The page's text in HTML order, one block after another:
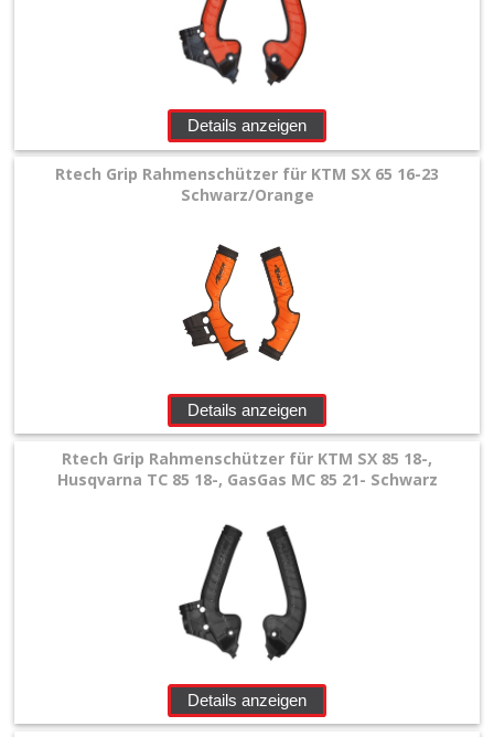
Details anzeigen
Rtech Grip Rahmenschützer für KTM SX 65 16-23
Schwarz/Orange
Details anzeigen
Rtech Grip Rahmenschützer für KTM SX 85 18-,
Husqvarna TC 85 18-, GasGas MC 85 21- Schwarz
Details anzeigen